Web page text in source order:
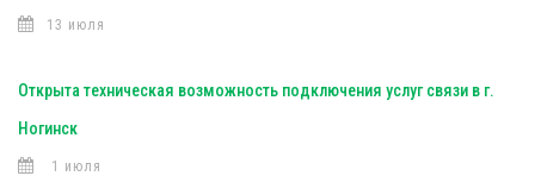
13 июля
Открыта техническая возможность подключения услуг связи в г.
Ногинск
1 июля